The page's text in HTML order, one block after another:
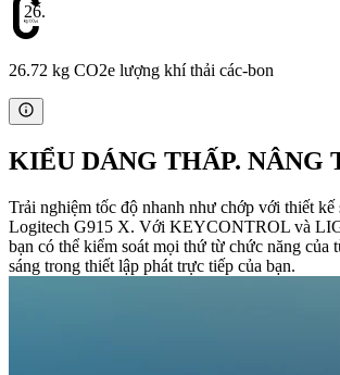
26.72
26.72 kg CO2e lượng khí thải các-bon
KIỂU DÁNG THẤP. NÂNG
Trải nghiệm tốc độ nhanh như chớp với thiết kế
Logitech G915 X. Với KEYCONTROL và
bạn có thể kiểm soát mọi thứ từ chức năng của
sáng trong thiết lập phát trực tiếp của bạn.